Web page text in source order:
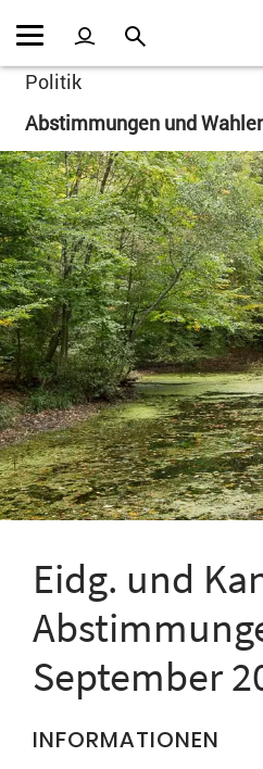
Kopfzeile
Inhalt
Politik
Abstimmungen und
Eidg. und
September
INFORMATIONEN